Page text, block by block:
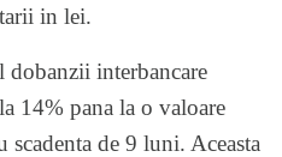
in lei.
interbancare
14% pana la o valoare
de 9 luni. Aceasta